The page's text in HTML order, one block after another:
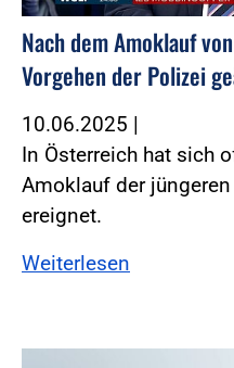
Nach dem Amoklauf
Vorgehen der Polizei
10.06.2025 |
In Österreich hat sich
Amoklauf der
ereignet.
Weiterlesen